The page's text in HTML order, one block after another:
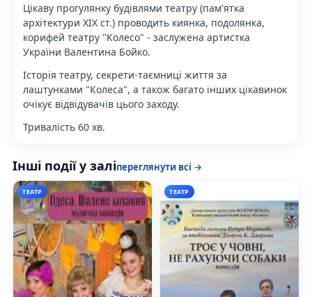
Цікаву прогулянку будівлями театру (пам'ятка
архітектури ХІХ ст.) проводить киянка, подолянка,
корифей театру "Колесо" - заслужена артистка
України Валентина Бойко.
Історія театру, секрети-таємниці життя за
лаштунками "Колеса", а також багато інших цікавинок
очікує відвідувачів цього заходу.
Тривалість 60 хв.
Інші події у заліпереглянути всі →
ТЕАТР ТЕАТР